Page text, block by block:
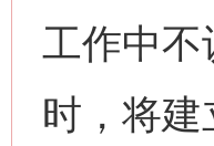
工作中不
时，将网上购药对药